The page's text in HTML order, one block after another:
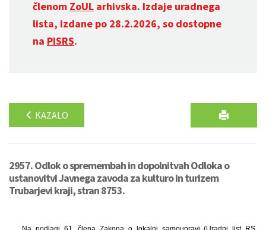
členom ZoUL arhivska. Izdaje uradnega
lista, izdane po 28.2.2026, so dostopne
na PISRS.
KAZALO
2957. Odlok o spremembah in dopolnitvah Odloka o
ustanovitvi Javnega zavoda za kulturo in turizem
Trubarjevi kraji, stran 8753.